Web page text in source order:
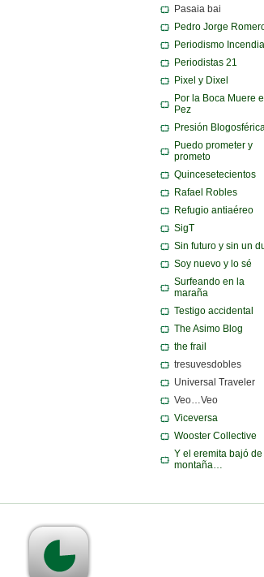
Pasaia bai
Pedro Jorge
Periodismo
Periodistas 21
Pixel y Dixel
Por la Boca Muere
Pez
Presión Blogosférica
Puedo prometer y
prometo
Quincesetecientos
Rafael Robles
Refugio antiaéreo
SigT
Sin futuro y sin un
Soy nuevo y lo sé
Surfeando en la
maraña
Testigo accidental
The Asimo Blog
the frail
tresuvesdobles
Universal Traveler
Veo…Veo
Viceversa
Wooster Collective
Y el eremita bajó de
montaña…